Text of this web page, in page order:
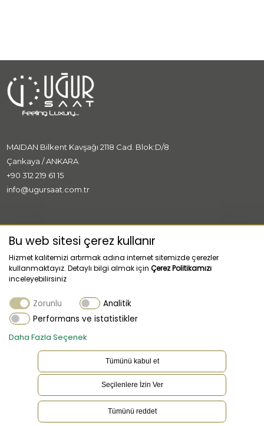
MAIDAN Bilkent Kavşağı 2118 Cad. Blok:D/8
Çankaya / ANKARA
+90 312 219 61 15
info@ugursaat.com.tr
MARKALAR
KURUMSAL
MÜŞTERİ HİZMETLERİ
Dil TR
Bu web sitesi çerez kullanır
Hizmet kalitemizi artırmak adına internet sitemizde çerezler
kullanmaktayız. Detaylı bilgi almak için Çerez Politikamızı
inceleyebilirsiniz
Zorunlu
Analitik
Performans ve istatistikler
Daha Fazla Seçenek
Tümünü reddet
Seçilenlere İzin Ver
Tümünü kabul et